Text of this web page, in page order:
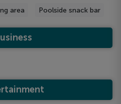
area Poolside snack bar